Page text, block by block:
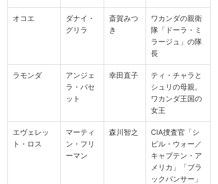
オコエ
ダナイ・
グリラ
斎賀みつ
き
ワカンダの親衛
隊「ドーラ・ミ
ラージュ」の隊
長
ラモンダ
アンジェ
ラ・バセ
ット
幸田直子
ティ・チャラと
シュリの母親。
ワカンダ王国の
女王
エヴェレッ
ト・ロス
マーティ
ン・フリ
ーマン
森川智之
CIA捜査官「シ
ビル・ウォー／
キャプテン・ア
メリカ」「ブラ
ックパンサー」